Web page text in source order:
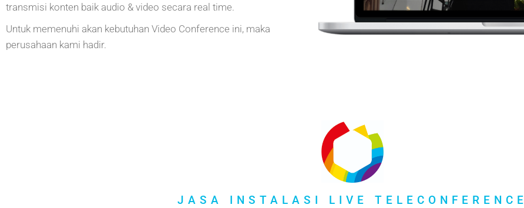
transmisi konten baik audio & video secara real time.
Untuk memenuhi akan kebutuhan Video Conference ini, maka
perusahaan kami hadir.
JASA INSTALASI LIVE TELECONFERENCE